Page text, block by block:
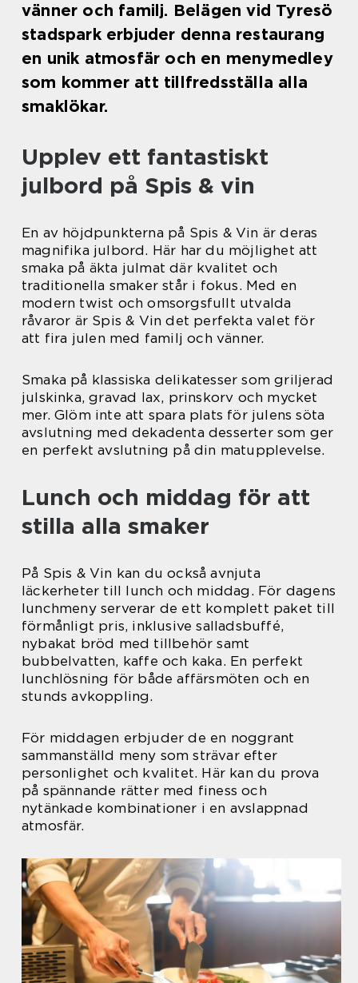
vänner och familj. Belägen vid Tyresö
stadspark erbjuder denna restaurang
en unik atmosfär och en menymedley
som kommer att tillfredsställa alla
smaklökar.
Upplev ett fantastiskt
julbord på Spis & vin
En av höjdpunkterna på Spis & Vin är deras
magnifika julbord. Här har du möjlighet att
smaka på äkta julmat där kvalitet och
traditionella smaker står i fokus. Med en
modern twist och omsorgsfullt utvalda
råvaror är Spis & Vin det perfekta valet för
att fira julen med familj och vänner.
Smaka på klassiska delikatesser som griljerad
julskinka, gravad lax, prinskorv och mycket
mer. Glöm inte att spara plats för julens söta
avslutning med dekadenta desserter som ger
en perfekt avslutning på din matupplevelse.
Lunch och middag för att
stilla alla smaker
På Spis & Vin kan du också avnjuta
läckerheter till lunch och middag. För dagens
lunchmeny serverar de ett komplett paket till
förmånligt pris, inklusive salladsbuffé,
nybakat bröd med tillbehör samt
bubbelvatten, kaffe och kaka. En perfekt
lunchlösning för både affärsmöten och en
stunds avkoppling.
För middagen erbjuder de en noggrant
sammanställd meny som strävar efter
personlighet och kvalitet. Här kan du prova
på spännande rätter med finess och
nytänkade kombinationer i en avslappnad
atmosfär.